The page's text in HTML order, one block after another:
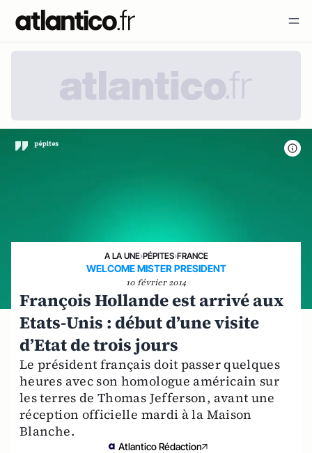
A LA UNE›PÉPITES›FRANCE
WELCOME MISTER PRESIDENT
10 février 2014
François Hollande est arrivé aux
Etats-Unis : début d’une visite
d’Etat de trois jours
Le président français doit passer quelques
heures avec son homologue américain sur
les terres de Thomas Jefferson, avant une
réception officielle mardi à la Maison
Blanche.
Atlantico Rédaction